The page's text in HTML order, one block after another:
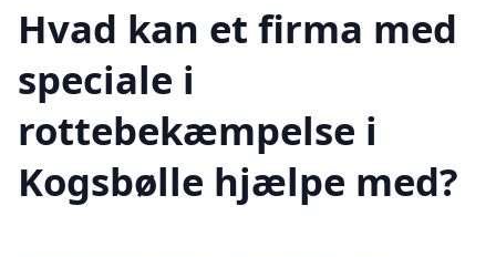
Hvad kan et firma med
speciale i
rottebekæmpelse i
Kogsbølle hjælpe med?